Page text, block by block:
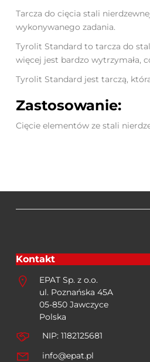
Tarcza do cięcia stali
wykonywanego zadania.
Tyrolit Standard to tarcza do
więcej jest bardzo wytrzymała,
Tyrolit Standard jest tarczą,
Zastosowanie:
Cięcie elementów ze stali
Kontakt
EPAT Sp. z o.o.
ul. Poznańska 45A
05-850 Jawczyce
Polska
NIP: 1182125681
info@epat.pl